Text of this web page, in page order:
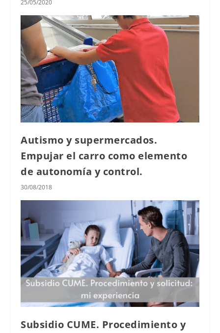
25/05/2020
Autismo y supermercados.
Empujar el carro como elemento
de autonomía y control.
30/08/2018
Subsidio CUME. Procedimiento y